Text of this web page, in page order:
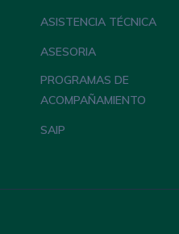
ASISTENCIA TÉCNICA
ASESORIA
PROGRAMAS DE
ACOMPAÑAMIENTO
SAIP